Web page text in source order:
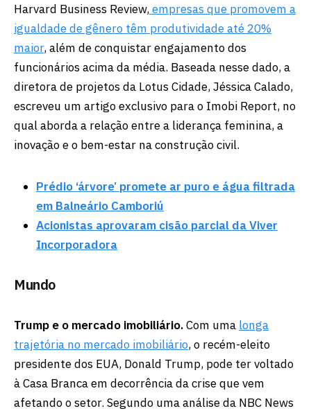
Harvard Business Review,empresas que promovem a
igualdade de gênero têm produtividade até 20%
maior, além de conquistar engajamento dos
funcionários acima da média. Baseada nesse dado, a
diretora de projetos da Lotus Cidade, Jéssica Calado,
escreveu um artigo exclusivo para o Imobi Report, no
qual aborda a relação entre a liderança feminina, a
inovação e o bem-estar na construção civil.
Prédio ‘árvore’ promete ar puro e água filtrada
em Balneário Camboriú
Acionistas aprovaram cisão parcial da Viver
Incorporadora
Mundo
Trump e o mercado imobiliário.Com uma longa
trajetória no mercado imobiliário, o recém-eleito
presidente dos EUA, Donald Trump, pode ter voltado
à Casa Branca em decorrência da crise que vem
afetando o setor. Segundo uma análise da NBC News